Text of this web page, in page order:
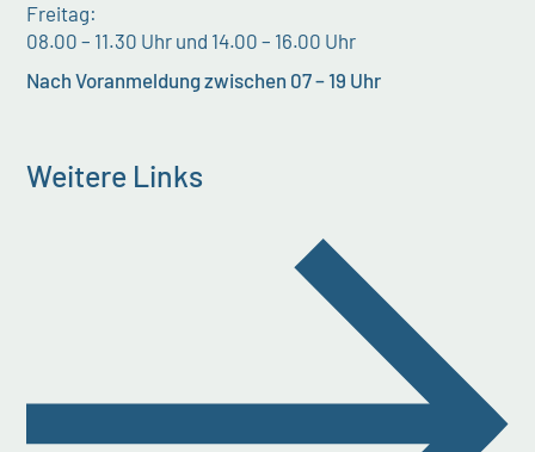
Freitag:
08.00 – 11.30 Uhr und 14.00 – 16.00 Uhr
Nach Voranmeldung zwischen 07 – 19 Uhr
Weitere Links